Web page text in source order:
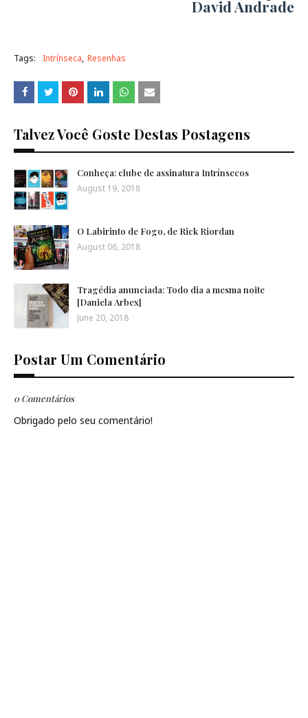
David Andrade
Tags: Intrínseca Resenhas
Talvez Você Goste Destas Postagens
Conheça: clube de assinatura Intrínsecos
August 19, 2018
O Labirinto de Fogo, de Rick Riordan
August 06, 2018
Tragédia anunciada: Todo dia a mesma noite
[Daniela Arbex]
June 20, 2018
Postar Um Comentário
0 Comentários
Obrigado pelo seu comentário!